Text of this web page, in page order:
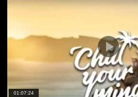
01:07:24